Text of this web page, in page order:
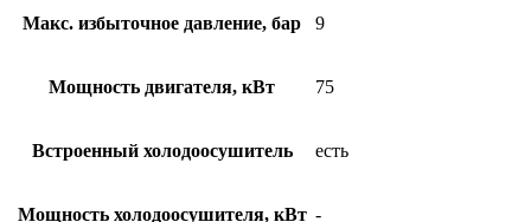
Макс. избыточное давление, бар 9
Мощность двигателя, кВт 75
Встроенный холодоосушитель есть
Мощность холодоосушителя, кВт -